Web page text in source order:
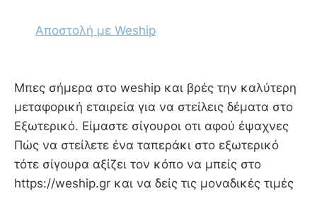
Αποστολή με Weship
Mπες σήμερα στο weship και βρές την καλύτερη
μεταφορική εταιρεία για να στείλεις δέματα στο
Εξωτερικό. Είμαστε σίγουροι οτι αφού έψαχνες
Πώς να στείλετε ένα ταπεράκι στο εξωτερικό
τότε σίγουρα αξίζει τον κόπο να μπείς στο
https://weship.gr και να δείς τις μοναδικές τιμές